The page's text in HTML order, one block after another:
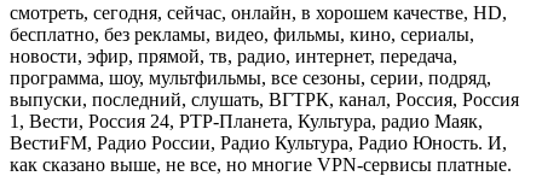
смотреть, сегодня, сейчас, онлайн, в хорошем качестве, HD,
бесплатно, без рекламы, видео, фильмы, кино, сериалы,
новости, эфир, прямой, тв, радио, интернет, передача,
программа, шоу, мультфильмы, все сезоны, серии, подряд,
выпуски, последний, слушать, ВГТРК, канал, Россия, Россия
1, Вести, Россия 24, РТР-Планета, Культура, радио Маяк,
ВестиFM, Радио России, Радио Культура, Радио Юность. И,
как сказано выше, не все, но многие VPN-сервисы платные.